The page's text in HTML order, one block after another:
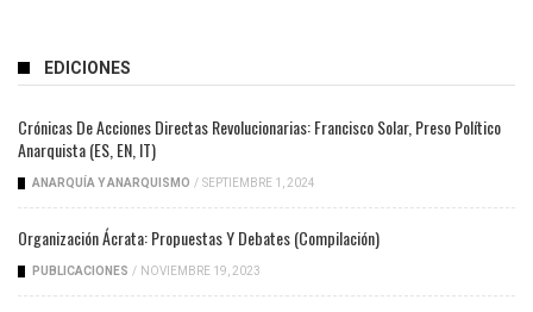
EDICIONES
Crónicas De Acciones Directas Revolucionarias: Francisco Solar, Preso Político
Anarquista (ES, EN, IT)
ANARQUÍA Y ANARQUISMO / SEPTIEMBRE 1, 2024
Organización Ácrata: Propuestas Y Debates (compilación)
PUBLICACIONES / NOVIEMBRE 19, 2023